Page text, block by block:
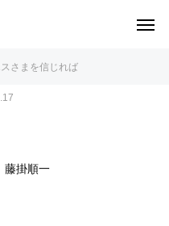
さまを信じれば
掛順一